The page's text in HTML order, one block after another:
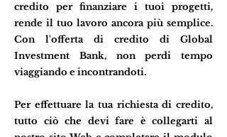
credito per finanziare i tuoi progetti,
rende il tuo lavoro ancora più semplice.
Con l'offerta di credito di Global
Investment Bank, non perdi tempo
viaggiando e incontrandoti.
Per effettuare la tua richiesta di credito,
tutto ciò che devi fare è collegarti al